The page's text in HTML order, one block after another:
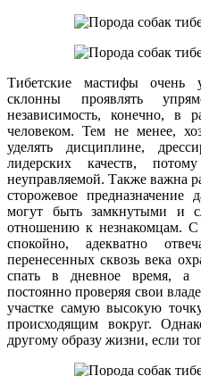
Тибетские мастифы очень
склонны проявлять
независимость, конечно, в
человеком. Тем не менее,
уделять дисциплине,
лидерских качеств,
неуправляемой. Также важна
сторожевое
могут быть замкнутыми и
отношению к незнакомцам. С
спокойно, адекватно
перенесенных сквозь века
спать в дневное время, а
постоянно проверяя свои
участке самую высокую
происходящим вокруг.
другому образу жизни, если